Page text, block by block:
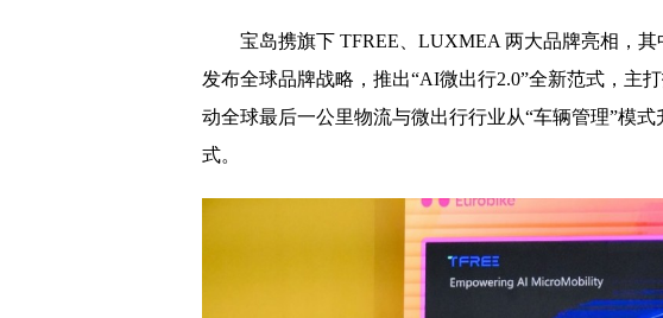
宝岛携旗下 TFREE、LUXMEA 两大品牌亮相，其
发布全球品牌战略，推出“AI微出行2.0”全新范式，主
动全球最后一公里物流与微出行行业从“车辆管理”模
式。